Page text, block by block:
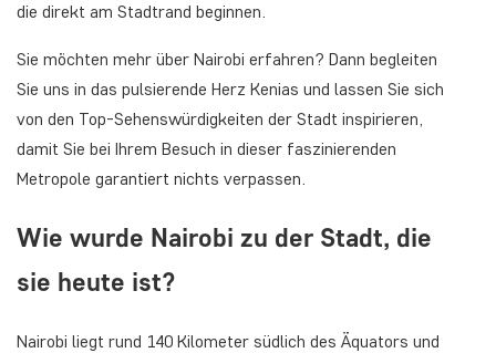
die direkt am Stadtrand beginnen.
Sie möchten mehr über Nairobi erfahren? Dann begleiten
Sie uns in das pulsierende Herz Kenias und lassen Sie sich
von den Top-Sehenswürdigkeiten der Stadt inspirieren,
damit Sie bei Ihrem Besuch in dieser faszinierenden
Metropole garantiert nichts verpassen.
Wie wurde Nairobi zu der Stadt, die
sie heute ist?
Nairobi liegt rund 140 Kilometer südlich des Äquators und